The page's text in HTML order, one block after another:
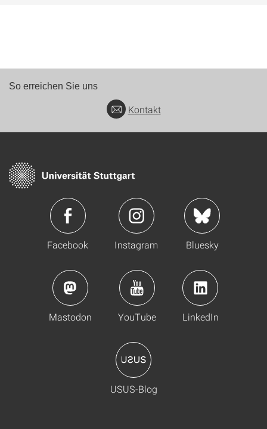
So erreichen Sie uns
Kontakt
Facebook Instagram Bluesky
Mastodon YouTube LinkedIn
USUS-Blog